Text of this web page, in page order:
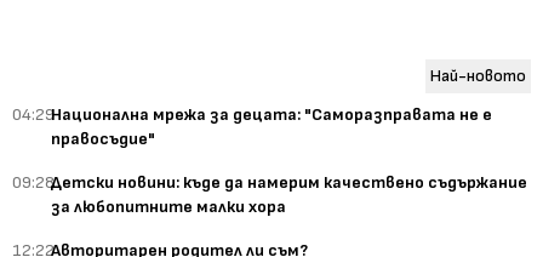
Най-новото
04:29Национална мрежа за децата: "Саморазправата не е
правосъдие"
09:28Детски новини: къде да намерим качествено съдържание
за любопитните малки хора
12:22Авторитарен родител ли съм?